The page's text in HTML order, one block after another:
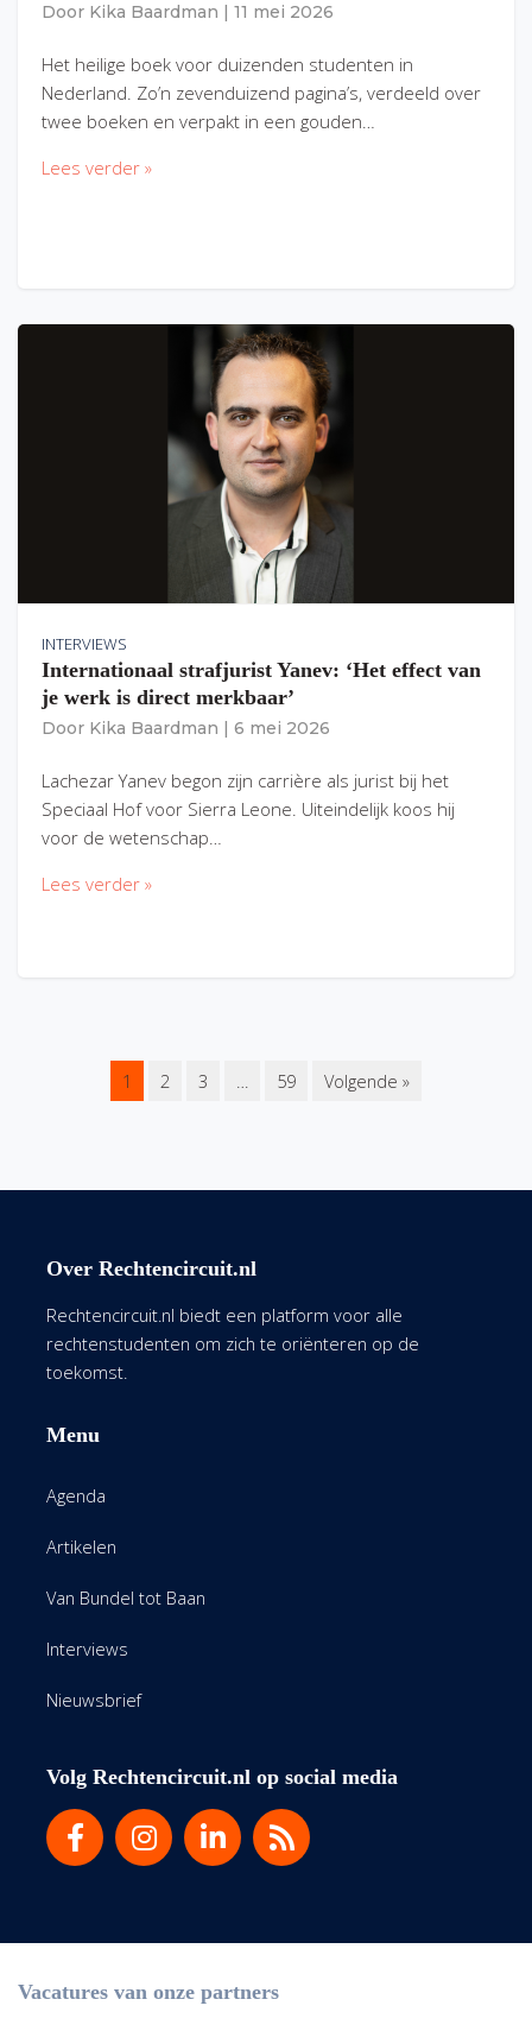
Door Kika Baardman 11 mei 2026
Het heilige boek voor duizenden studenten in
Nederland. Zo’n zevenduizend pagina’s, verdeeld over
twee boeken en verpakt in een gouden…
Lees verder »
INTERVIEWS
Internationaal strafjurist Yanev: ‘Het effect van
je werk is direct merkbaar’
Door Kika Baardman 6 mei 2026
Lachezar Yanev begon zijn carrière als jurist bij het
Speciaal Hof voor Sierra Leone. Uiteindelijk koos hij
voor de wetenschap…
Lees verder »
1 2 3 … 59 Volgende »
Over Rechtencircuit.nl
Rechtencircuit.nl biedt een platform voor alle
rechtenstudenten om zich te oriënteren op de
toekomst.
Menu
Agenda
Artikelen
Van Bundel tot Baan
Interviews
Nieuwsbrief
Volg Rechtencircuit.nl op social media
Vacatures van onze partners